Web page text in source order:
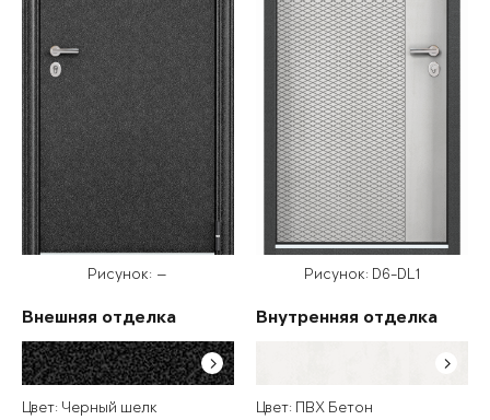
Рисунок: —
Внешняя отделка
Цвет: Черный шелк
Рисунок: D6-DL1
Внутренняя отделка
Цвет: ПВХ Бетон